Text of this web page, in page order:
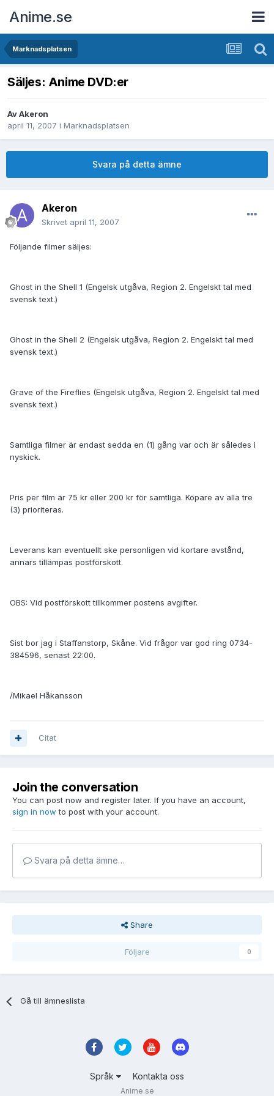
Anime.se
Marknadsplatsen
Säljes: Anime DVD:er
AvAkeron
april 11, 2007 i Marknadsplatsen
Svara på detta ämne
Akeron
Skrivet april 11, 2007
Följande filmer säljes:
Ghost in the Shell 1 (Engelsk utgåva, Region 2. Engelskt tal med
svensk text.)
Ghost in the Shell 2 (Engelsk utgåva, Region 2. Engelskt tal med
svensk text.)
Grave of the Fireflies (Engelsk utgåva, Region 2. Engelskt tal med
svensk text.)
Samtliga filmer är endast sedda en (1) gång var och är således i
nyskick.
Pris per film är 75 kr eller 200 kr för samtliga. Köpare av alla tre
(3) prioriteras.
Leverans kan eventuellt ske personligen vid kortare avstånd,
annars tillämpas postförskott.
OBS: Vid postförskott tillkommer postens avgifter.
Sist bor jag i Staffanstorp, Skåne. Vid frågor var god ring 0734-
384596, senast 22:00.
/Mikael Håkansson
Citat
Join the conversation
You can post now and register later. If you have an account,
sign in now to post with your account.
Svara på detta ämne…
Share
Följare 0
Gå till ämneslista
Språk Kontakta oss
Anime.se